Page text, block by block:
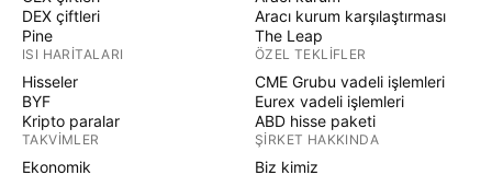
DEX çiftleri
Pine
ISI HARITALARI
Hisseler
BYF
Kripto paralar
TAKVIMLER
Ekonomik
Aracı kurum karşılaştırması
The Leap
ÖZEL TEKLIFLER
CME Grubu vadeli işlemleri
Eurex vadeli işlemleri
ABD hisse paketi
ŞIRKET HAKKINDA
Biz kimiz